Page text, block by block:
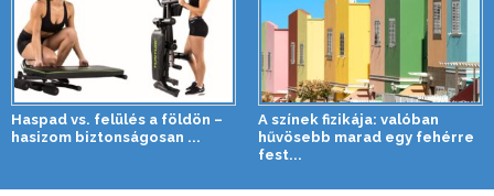
Haspad vs. felülés a földön –
hasizom biztonságosan ...
A színek fizikája: valóban
hűvösebb marad egy fehérre
fest...